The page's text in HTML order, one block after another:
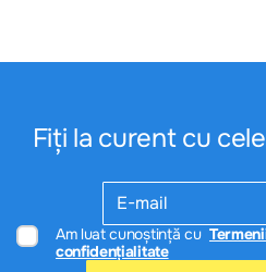
Fiți la curent cu
Am luat cunoștință cu
confidențialitate